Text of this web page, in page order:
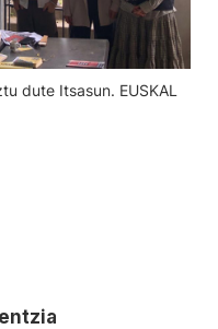
dute Itsasun. EUSKAL